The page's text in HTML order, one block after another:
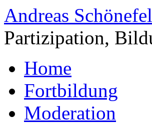
Andreas
Partizipation,
Home
Fortbildung
Moderation